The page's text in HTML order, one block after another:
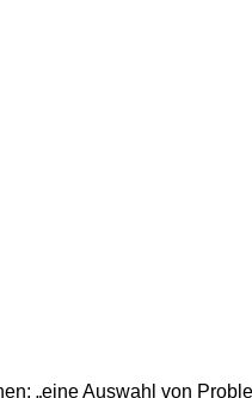
„eine Auswahl von